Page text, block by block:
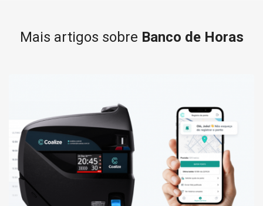
Mais artigos sobre Banco de Horas